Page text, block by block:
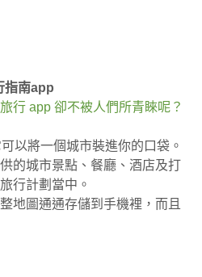
指南app
行 app 卻不被人們所青睞呢？
以將一個城市裝進你的口袋。
的城市景點、餐廳、酒店及打
行計劃當中。
地圖通通存儲到手機裡，而且